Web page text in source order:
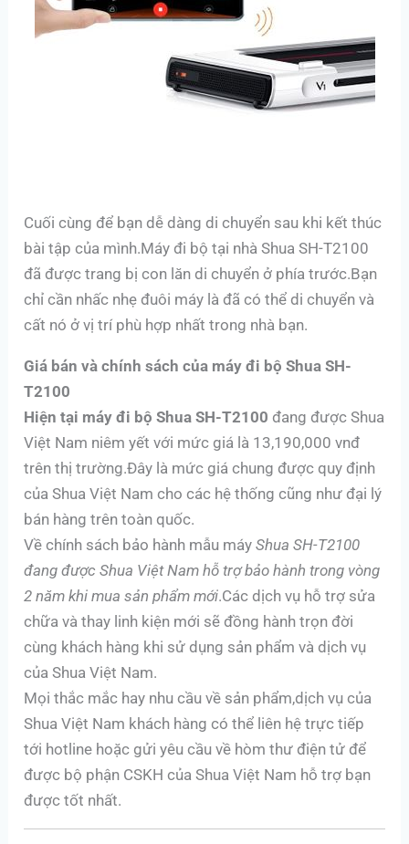
Cuối cùng để bạn dễ dàng di chuyển sau khi kết thúc
bài tập của mình.Máy đi bộ tại nhà Shua SH-T2100
đã được trang bị con lăn di chuyển ở phía trước.Bạn
chỉ cần nhấc nhẹ đuôi máy là đã có thể di chuyển và
cất nó ở vị trí phù hợp nhất trong nhà bạn.
Giá bán và chính sách của máy đi bộ Shua SH-
T2100
Hiện tại máy đi bộ Shua SH-T2100đang được Shua
Việt Nam niêm yết với mức giá là 13,190,000 vnđ
trên thị trường.Đây là mức giá chung được quy định
của Shua Việt Nam cho các hệ thống cũng như đại lý
bán hàng trên toàn quốc.
Về chính sách bảo hành mẫu máy Shua SH-T2100
đang được Shua Việt Nam hỗ trợ bảo hành trong vòng
2 năm khi mua sản phẩm mới.Các dịch vụ hỗ trợ sửa
chữa và thay linh kiện mới sẽ đồng hành trọn đời
cùng khách hàng khi sử dụng sản phẩm và dịch vụ
của Shua Việt Nam.
Mọi thắc mắc hay nhu cầu về sản phẩm,dịch vụ của
Shua Việt Nam khách hàng có thể liên hệ trực tiếp
tới hotline hoặc gửi yêu cầu về hòm thư điện tử để
được bộ phận CSKH của Shua Việt Nam hỗ trợ bạn
được tốt nhất.